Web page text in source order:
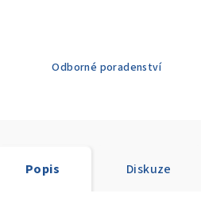
Odborné poradenství
Popis Diskuze